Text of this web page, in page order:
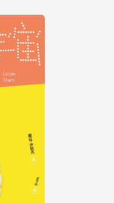
護中，本站同步暫